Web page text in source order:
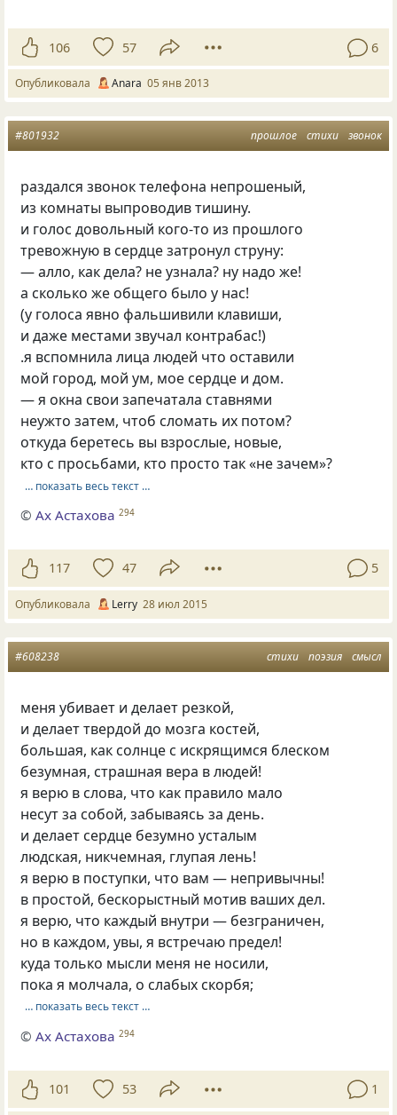
106 57 6
Опубликовала Anara 05 янв 2013
прошлое стихи звонок
#801932
раздался звонок телефона непрошеный,
из комнаты выпроводив тишину.
и голос довольный кого‑то из прошлого
тревожную в сердце затронул струну:
— алло, как дела? не узнала? ну надо же!
а сколько же общего было у нас!
(у голоса явно фальшивили клавиши,
и даже местами звучал контрабас!)
.я вспомнила лица людей что оставили
мой город, мой ум, мое сердце и дом.
— я окна свои запечатала ставнями
неужто затем, чтоб сломать их потом?
откуда беретесь вы взрослые, новые,
кто с просьбами, кто просто так «не зачем»?
… показать весь текст …
©Ах Астахова 294
117 47 5
Опубликовала Lerry 28 июл 2015
стихи поэзия смысл
#608238
меня убивает и делает резкой,
и делает твердой до мозга костей,
большая, как солнце с искрящимся блеском
безумная, страшная вера в людей!
я верю в слова, что как правило мало
несут за собой, забываясь за день.
и делает сердце безумно усталым
людская, никчемная, глупая лень!
я верю в поступки, что вам — непривычны!
в простой, бескорыстный мотив ваших дел.
я верю, что каждый внутри — безграничен,
но в каждом, увы, я встречаю предел!
куда только мысли меня не носили,
пока я молчала, о слабых скорбя;
… показать весь текст …
©Ах Астахова 294
101 53 1